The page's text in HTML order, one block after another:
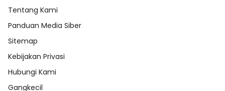
Tentang Kami
Panduan Media Siber
Sitemap
Kebijakan Privasi
Hubungi Kami
Gangkecil